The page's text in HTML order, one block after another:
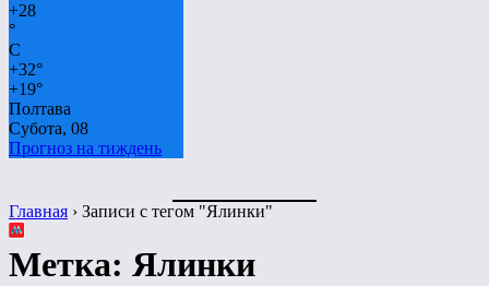
+28
°
C
+32°
+19°
Полтава
Субота, 08
Прогноз на тиждень
Главная › Записи с тегом "Ялинки"
Метка: Ялинки